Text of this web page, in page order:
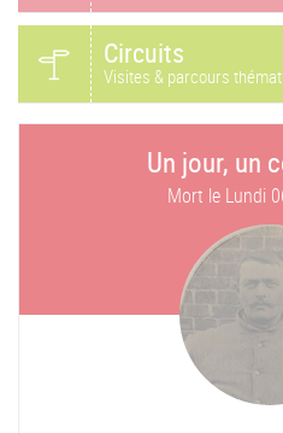
Circuits
Visites & parcours
Un jour, un
Mort le Lundi